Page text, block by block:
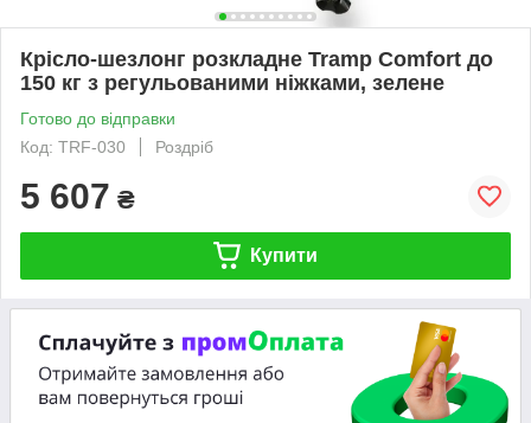
Крісло-шезлонг розкладне Tramp Comfort до
150 кг з регульованими ніжками, зелене
Готово до відправки
Код: TRF-030
Роздріб
5 607 ₴
Купити